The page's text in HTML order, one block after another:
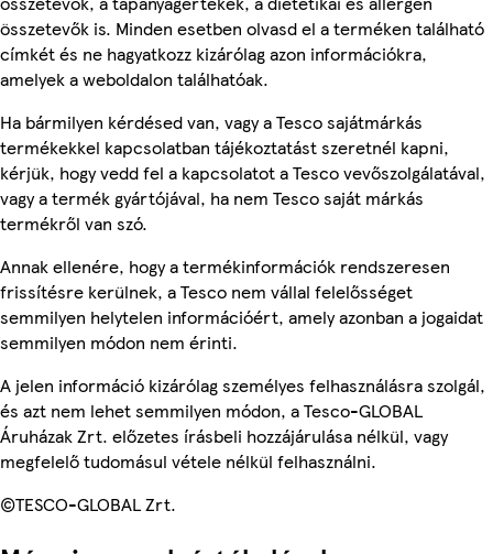
összetevők is. Minden esetben olvasd el a terméken található
címkét és ne hagyatkozz kizárólag azon információkra,
amelyek a weboldalon találhatóak.
Ha bármilyen kérdésed van, vagy a Tesco sajátmárkás
termékekkel kapcsolatban tájékoztatást szeretnél kapni,
kérjük, hogy vedd fel a kapcsolatot a Tesco vevőszolgálatával,
vagy a termék gyártójával, ha nem Tesco saját márkás
termékről van szó.
Annak ellenére, hogy a termékinformációk rendszeresen
frissítésre kerülnek, a Tesco nem vállal felelősséget
semmilyen helytelen információért, amely azonban a jogaidat
semmilyen módon nem érinti.
A jelen információ kizárólag személyes felhasználásra szolgál,
és azt nem lehet semmilyen módon, a Tesco-GLOBAL
Áruházak Zrt. előzetes írásbeli hozzájárulása nélkül, vagy
megfelelő tudomásul vétele nélkül felhasználni.
©TESCO-GLOBAL Zrt.